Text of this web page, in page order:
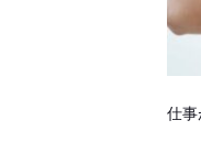
仕事